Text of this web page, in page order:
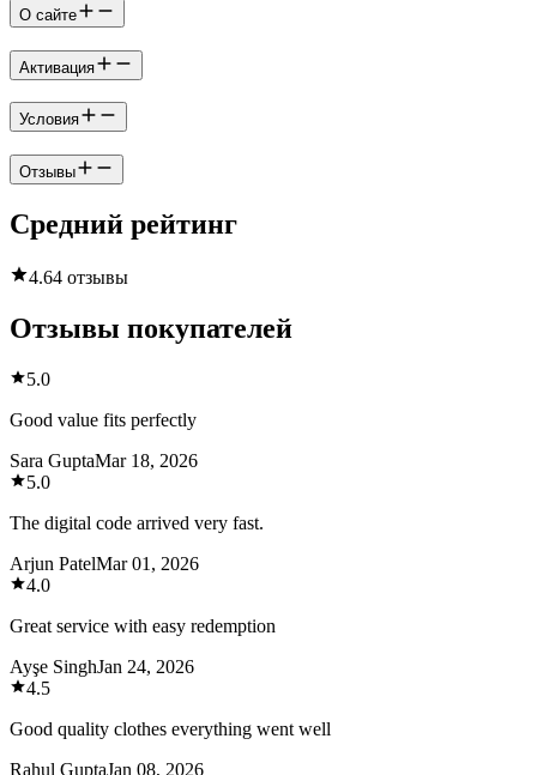
О сайте
Активация
Условия
Отзывы
Средний рейтинг
4.64 отзывы
Отзывы покупателей
5.0
Good value fits perfectly
Sara GuptaMar 18, 2026
5.0
The digital code arrived very fast.
Arjun PatelMar 01, 2026
4.0
Great service with easy redemption
Ayşe SinghJan 24, 2026
4.5
Good quality clothes everything went well
Rahul GuptaJan 08, 2026